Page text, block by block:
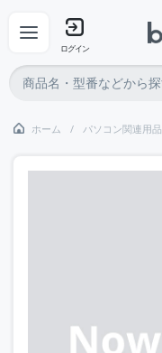
ログイン
ホーム パソコン関連用品